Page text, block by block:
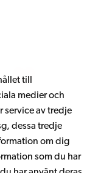
till
medier och
service av tredje
dessa tredje
om dig
som du har